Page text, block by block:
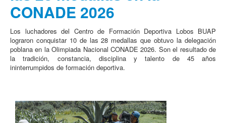
CONADE 2026
Los luchadores del Centro de Formación Deportiva Lobos BUAP
lograron conquistar 10 de las 28 medallas que obtuvo la delegación
poblana en la Olimpiada Nacional CONADE 2026. Son el resultado de
la tradición, constancia, disciplina y talento de 45 años
ininterrumpidos de formación deportiva.